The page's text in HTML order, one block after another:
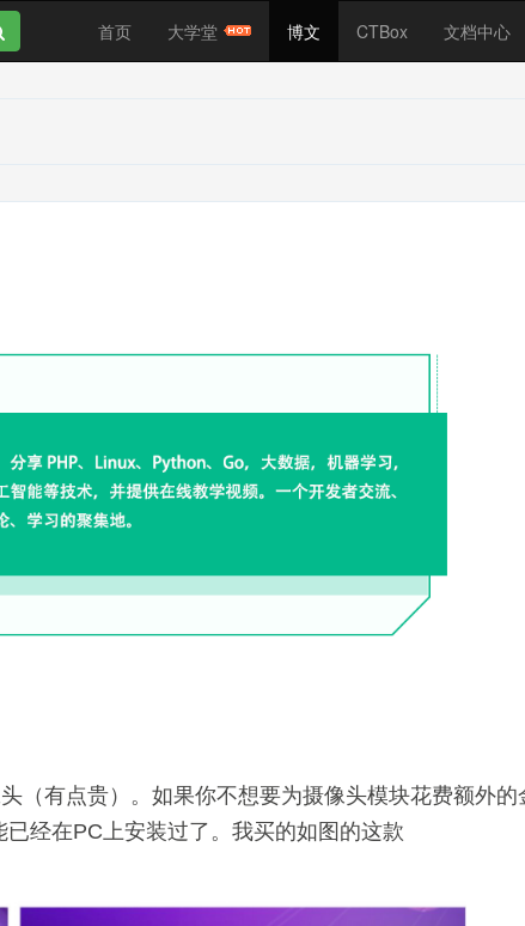
首页 大学堂 博文 CTBox 文档中心
（有点贵）。如果你不想要为摄像头模块花费额外的
经在PC上安装过了。我买的如图的这款